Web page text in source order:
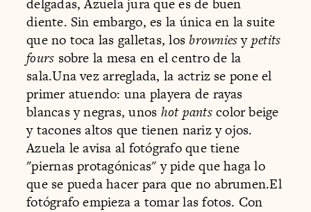
delgadas, Azuela jura que es de buen
diente. Sin embargo, es la única en la suite
que no toca las galletas, losbrowniesypetits
fours sobre la mesa en el centro de la
sala.Una vez arreglada, la actriz se pone el
primer atuendo: una playera de rayas
blancas y negras, unos hot pantscolor beige
y tacones altos que tienen nariz y ojos.
Azuela le avisa al fotógrafo que tiene
"piernas protagónicas" y pide que haga lo
que se pueda hacer para que no abrumen.El
fotógrafo empieza a tomar las fotos. Con